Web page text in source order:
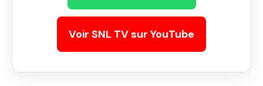
Voir SNL TV sur YouTube